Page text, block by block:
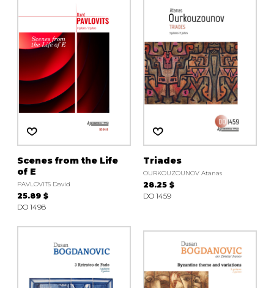
Scenes from the Life
of E
PAVLOVITS David
25.89 $
DO 1498
Triades
OURKOUZOUNOV Atanas
28.25 $
DO 1459